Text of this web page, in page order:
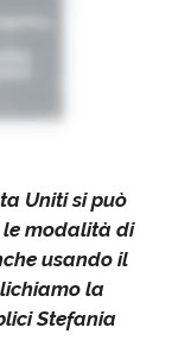
Uniti si può
modalità di
usando il
la
Stefania